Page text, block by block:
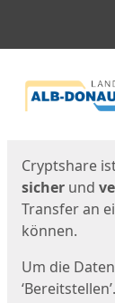
Cryptshare
sicher und
Transfer an
können.
Um die
‘Bereitstellen’.